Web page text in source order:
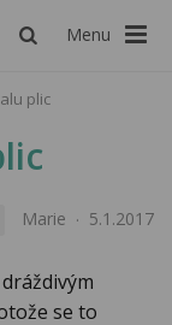
Menu
plic
Marie 5.1.2017
se to